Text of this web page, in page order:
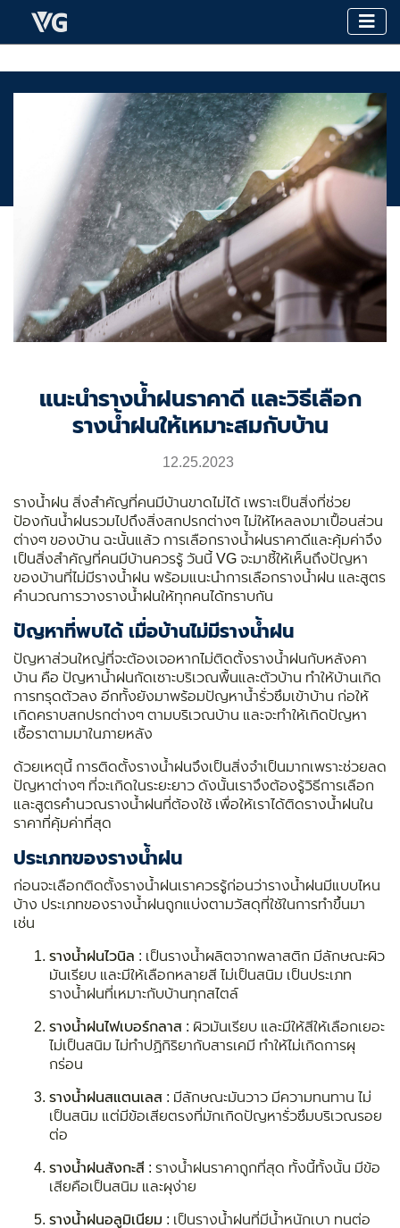
แนะนำรางน้ำฝนราคาดี และวิธีเลือก
รางน้ำฝนให้เหมาะสมกับบ้าน
12.25.2023
รางน้ำฝน สิ่งสำคัญที่คนมีบ้านขาดไม่ได้ เพราะเป็นสิ่งที่ช่วย
ป้องกันน้ำฝนรวมไปถึงสิ่งสกปรกต่างๆ ไม่ให้ไหลลงมาเปื้อนส่วน
ต่างๆ ของบ้าน ฉะนั้นแล้ว การเลือกรางน้ำฝนราคาดีและคุ้มค่าจึง
เป็นสิ่งสำคัญที่คนมีบ้านควรรู้ วันนี้ VG จะมาชี้ให้เห็นถึงปัญหา
ของบ้านที่ไม่มีรางน้ำฝน พร้อมแนะนำการเลือกรางน้ำฝน และสูตร
คำนวณการวางรางน้ำฝนให้ทุกคนได้ทราบกัน
ปัญหาที่พบได้ เมื่อบ้านไม่มีรางน้ำฝน
ปัญหาส่วนใหญ่ที่จะต้องเจอหากไม่ติดตั้งรางน้ำฝนกับหลังคา
บ้าน คือ ปัญหาน้ำฝนกัดเซาะบริเวณพื้นและตัวบ้าน ทำให้บ้านเกิด
การทรุดตัวลง อีกทั้งยังมาพร้อมปัญหาน้ำรั่วซึมเข้าบ้าน ก่อให้
เกิดคราบสกปรกต่างๆ ตามบริเวณบ้าน และจะทำให้เกิดปัญหา
เชื้อราตามมาในภายหลัง
ด้วยเหตุนี้ การติดตั้งรางน้ำฝนจึงเป็นสิ่งจำเป็นมากเพราะช่วยลด
ปัญหาต่างๆ ที่จะเกิดในระยะยาว ดังนั้นเราจึงต้องรู้วิธีการเลือก
และสูตรคำนวณรางน้ำฝนที่ต้องใช้ เพื่อให้เราได้ติดรางน้ำฝนใน
ราคาที่คุ้มค่าที่สุด
ประเภทของรางน้ำฝน
ก่อนจะเลือกติดตั้งรางน้ำฝนเราควรรู้ก่อนว่ารางน้ำฝนมีแบบไหน
บ้าง ประเภทของรางน้ำฝนถูกแบ่งตามวัสดุที่ใช้ในการทำขึ้นมา
เช่น
รางน้ำฝนไวนิล : เป็นรางน้ำผลิตจากพลาสติก มีลักษณะผิว
มันเรียบ และมีให้เลือกหลายสี ไม่เป็นสนิม เป็นประเภท
รางน้ำฝนที่เหมาะกับบ้านทุกสไตล์
รางน้ำฝนไฟเบอร์กลาส : ผิวมันเรียบ และมีให้สีให้เลือกเยอะ
ไม่เป็นสนิม ไม่ทำปฏิกิริยากับสารเคมี ทำให้ไม่เกิดการผุ
กร่อน
รางน้ำฝนสแตนเลส : มีลักษณะมันวาว มีความทนทาน ไม่
เป็นสนิม แต่มีข้อเสียตรงที่มักเกิดปัญหารั่วซึมบริเวณรอย
ต่อ
รางน้ำฝนสังกะสี : รางน้ำฝนราคาถูกที่สุด ทั้งนี้ทั้งนั้น มีข้อ
เสียคือเป็นสนิม และผุง่าย
รางน้ำฝนอลูมิเนียม : เป็นรางน้ำฝนที่มีน้ำหนักเบา ทนต่อ